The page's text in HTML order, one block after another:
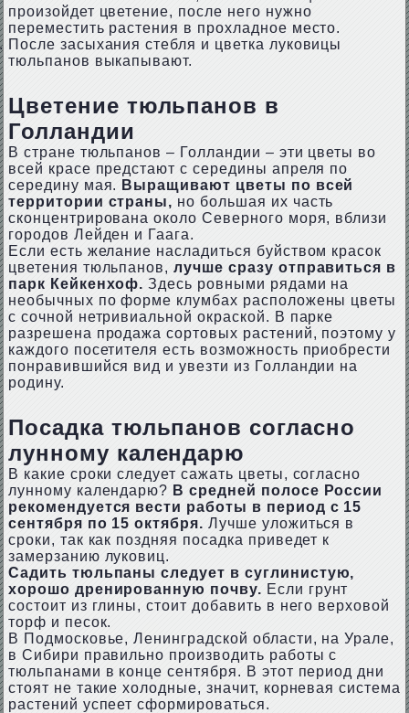
произойдет цветение, после него нужно
переместить растения в прохладное место.
После засыхания стебля и цветка луковицы
тюльпанов выкапывают.
Цветение тюльпанов в
Голландии
В стране тюльпанов – Голландии – эти цветы во
всей красе предстают с середины апреля по
середину мая. Выращивают цветы по всей
территории страны, но большая их часть
сконцентрирована около Северного моря, вблизи
городов Лейден и Гаага.
Если есть желание насладиться буйством красок
цветения тюльпанов,лучше сразу отправиться в
парк Кейкенхоф. Здесь ровными рядами на
необычных по форме клумбах расположены цветы
с сочной нетривиальной окраской. В парке
разрешена продажа сортовых растений, поэтому у
каждого посетителя есть возможность приобрести
понравившийся вид и увезти из Голландии на
родину.
Посадка тюльпанов согласно
лунному календарю
В какие сроки следует сажать цветы, согласно
лунному календарю? В средней полосе России
рекомендуется вести работы в период с 15
сентября по 15 октября. Лучше уложиться в
сроки, так как поздняя посадка приведет к
замерзанию луковиц.
Садить тюльпаны следует в суглинистую,
хорошо дренированную почву. Если грунт
состоит из глины, стоит добавить в него верховой
торф и песок.
В Подмосковье, Ленинградской области, на Урале,
в Сибири правильно производить работы с
тюльпанами в конце сентября. В этот период дни
стоят не такие холодные, значит, корневая система
растений успеет сформироваться.